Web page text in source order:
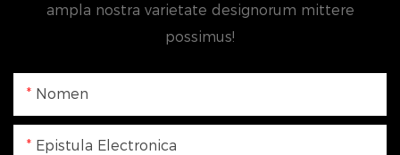
ampla nostra varietate designorum mittere
possimus!
Nomen
Epistula Electronica